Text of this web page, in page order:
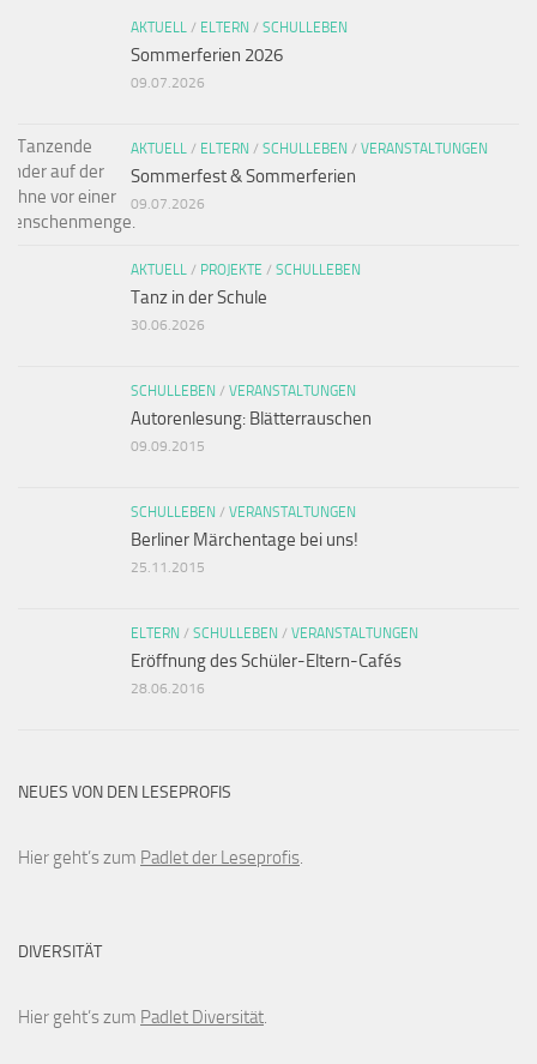
AKTUELL / ELTERN / SCHULLEBEN
Sommerferien 2026
09.07.2026
AKTUELL / ELTERN / SCHULLEBEN / VERANSTALTUNGEN
Sommerfest & Sommerferien
09.07.2026
AKTUELL / PROJEKTE / SCHULLEBEN
Tanz in der Schule
30.06.2026
SCHULLEBEN / VERANSTALTUNGEN
Autorenlesung: Blätterrauschen
09.09.2015
SCHULLEBEN / VERANSTALTUNGEN
Berliner Märchentage bei uns!
25.11.2015
ELTERN / SCHULLEBEN / VERANSTALTUNGEN
Eröffnung des Schüler-Eltern-Cafés
28.06.2016
NEUES VON DEN LESEPROFIS
Hier geht’s zum Padlet der Leseprofis.
DIVERSITÄT
Hier geht’s zum Padlet Diversität.